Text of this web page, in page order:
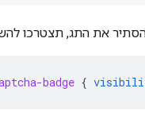
את התג, תצטרכו
badge {